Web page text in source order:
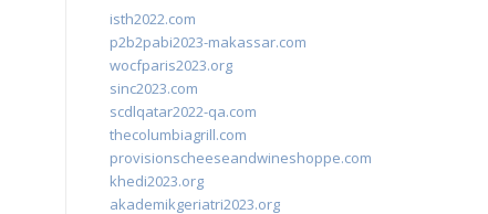
isth2022.com
p2b2pabi2023-makassar.com
wocfparis2023.org
sinc2023.com
scdlqatar2022-qa.com
thecolumbiagrill.com
provisionscheeseandwineshoppe.com
khedi2023.org
akademikgeriatri2023.org